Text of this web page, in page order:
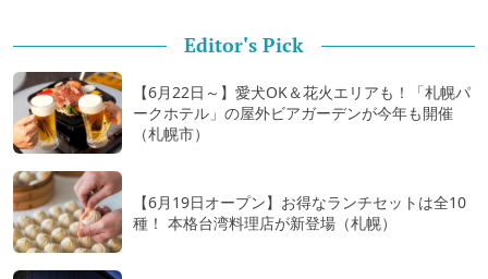
Editor's Pick
【6月22日～】愛犬OK＆花火エリアも！「札幌パ
ークホテル」の屋外ビアガーデンが今年も開催
（札幌市）
【6月19日オープン】お得なランチセットは全10
種！ 本格台湾料理店が新登場（札幌）